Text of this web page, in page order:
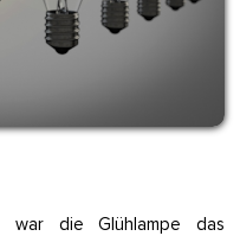
die Glühlampe das